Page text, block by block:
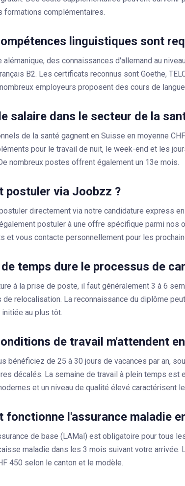
formations complémentaires.
linguistiques sont
alémanique, des connaissances d'allemand au
B2. Les certificats reconnus sont Goethe,
employeurs proposent des cours de
salaire dans le secteur de la
de la santé gagnent en Suisse en moyenne
pour le travail de nuit, le week-end et les
nombreux postes offrent également un 13e mois.
postuler via Joobzz ?
directement via notre candidature express
postuler à une offre spécifique parmi nos
et vous contacte personnellement pour les
temps dure le processus de
à la prise de poste, il faut généralement 3 à 6
relocalisation. La reconnaissance du diplôme
au plus tôt.
de travail m'attendent
bénéficiez de 25 à 30 jours de vacances par an,
décalés. La semaine de travail à plein temps est
et un niveau de qualité élevé caractérisent
fonctionne l'assurance maladie
de base (LAMal) est obligatoire pour tous
maladie dans les 3 mois suivant votre arrivée.
450 selon le canton et le modèle.